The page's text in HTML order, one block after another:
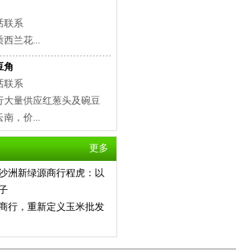
联系
西兰花...
角
联系
大量供应红葱头及碗豆
南，价...
更多
洲新绿源商行程虎：以
行，重新定义玉米批发